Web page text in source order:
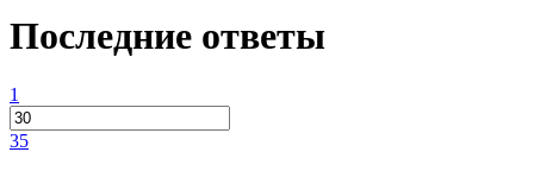
Последние ответы
1
35